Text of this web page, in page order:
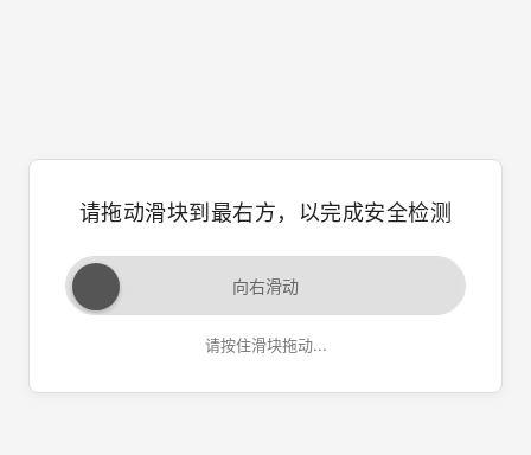
请拖动滑块到最右方，以完成安全检测
向右滑动
请按住滑块拖动...